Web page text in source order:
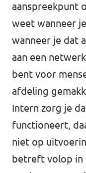
aanspreekpunt
weet wanneer
wanneer je dat
aan een
bent voor
afdeling
Intern zorg je
functioneert,
niet op
betreft volop in